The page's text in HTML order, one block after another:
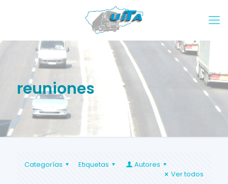
reuniones
Categorías Etiquetas
Autores
Ver todos